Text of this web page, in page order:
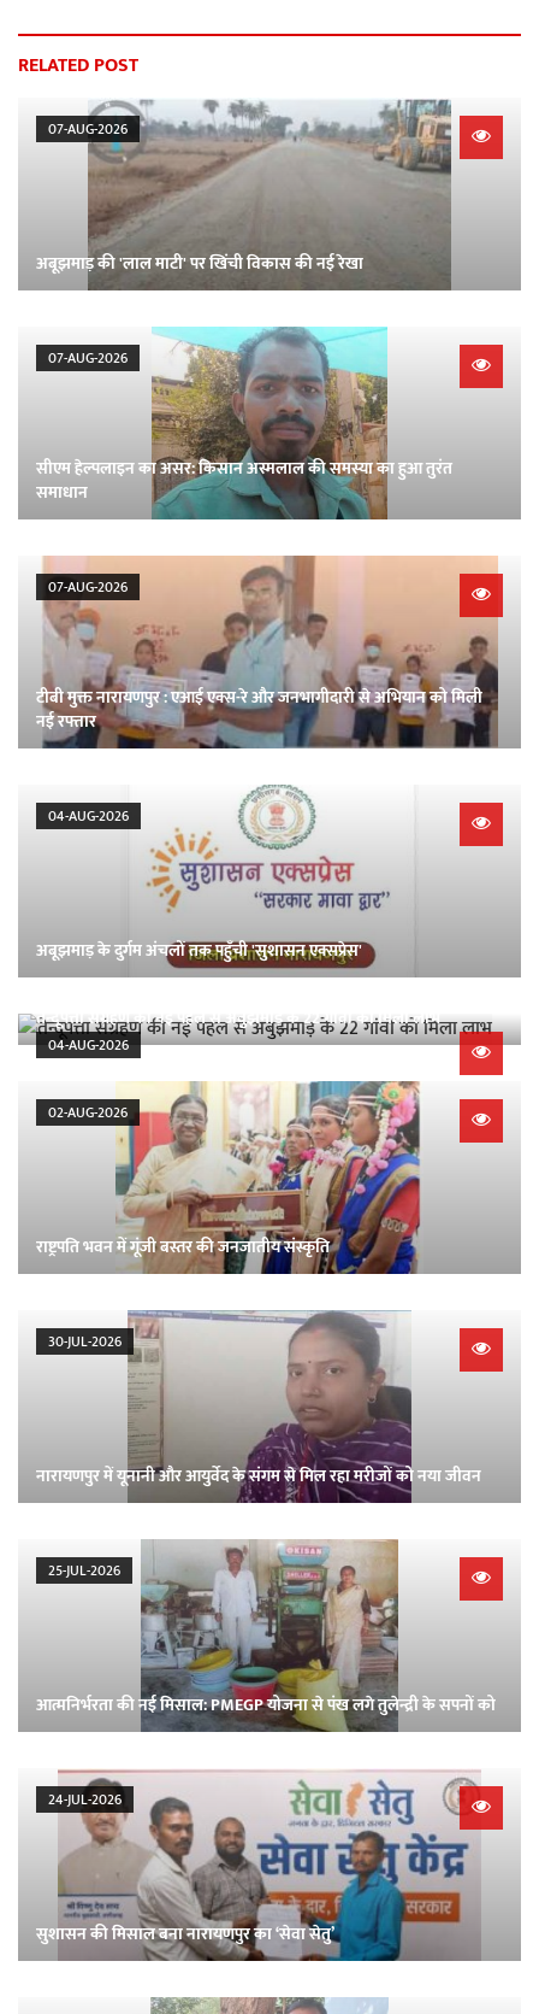
RELATED POST
07-AUG-2026
अबूझमाड़ की 'लाल माटी' पर खिंची विकास की नई रेखा
07-AUG-2026
सीएम हेल्पलाइन का असर: किसान अस्मलाल की समस्या का हुआ तुरंत
समाधान
07-AUG-2026
टीबी मुक्त नारायणपुर : एआई एक्स-रे और जनभागीदारी से अभियान को मिली
नई रफ्तार
04-AUG-2026
​अबूझमाड़ के दुर्गम अंचलों तक पहुँची 'सुशासन एक्सप्रेस'
04-AUG-2026
तेन्दूपत्ता संग्रहण की नई पहल से अबुझमाड़ के 22 गांवों को मिला लाभ
02-AUG-2026
राष्ट्रपति भवन में गूंजी बस्तर की जनजातीय संस्कृति
30-JUL-2026
नारायणपुर में यूनानी और आयुर्वेद के संगम से मिल रहा मरीजों को नया जीवन
25-JUL-2026
आत्मनिर्भरता की नई मिसाल: PMEGP योजना से पंख लगे तुलेन्द्री के सपनों को
24-JUL-2026
सुशासन की मिसाल बना नारायणपुर का ‘सेवा सेतु’